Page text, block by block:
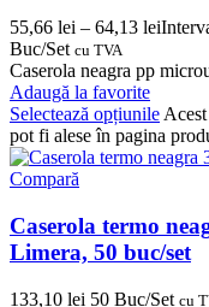
55,66 lei – 64,13 lei
Buc/Set cu TVA
Caserola neagra pp
Adaugă la favorite
Selectează opțiunile
pot fi alese în pagina
Compară
Caserola termo
Limera, 50 buc/set
133,10 lei 50 Buc/Set cu